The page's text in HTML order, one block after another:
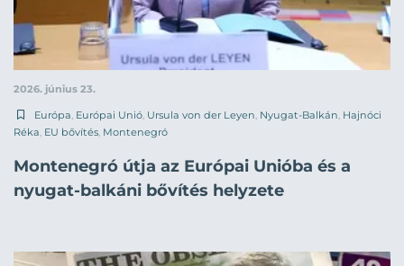
2026. június 23.
Európa Európai Unió Ursula von der Leyen Nyugat-Balkán Hajnóci
Réka EU bővítés Montenegró
Montenegró útja az Európai Unióba és a
nyugat-balkáni bővítés helyzete